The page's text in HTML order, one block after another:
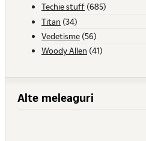
Techie stuff (685)
Titan (34)
Vedetisme (56)
Woody Allen (41)
Alte meleaguri